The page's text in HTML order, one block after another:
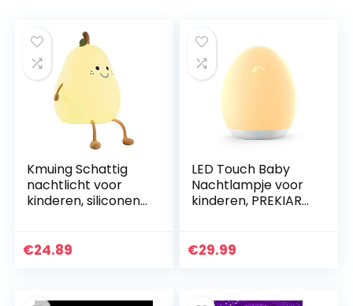
Kmuing Schattig
nachtlicht voor
kinderen, siliconen
licht 7 kleuren USB
€24.89
LED Touch Baby
Nachtlampje voor
kinderen, PREKIAR
Oplaadbare
€29.99